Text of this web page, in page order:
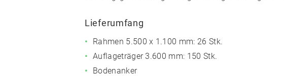
Lieferumfang
Rahmen 5.500 x 1.100 mm: 26 Stk.
Auflageträger 3.600 mm: 150 Stk.
Bodenanker